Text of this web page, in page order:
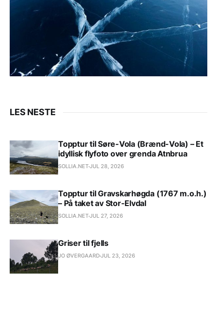
LES NESTE
Topptur til Søre-Vola (Brænd-Vola) – Et
idyllisk flyfoto over grenda Atnbrua
SOLLIA.NETJUL 28, 2026
Topptur til Gravskarhøgda (1767 m.o.h.)
– På taket av Stor-Elvdal
SOLLIA.NETJUL 27, 2026
Griser til fjells
JO ØVERGAARDJUL 23, 2026